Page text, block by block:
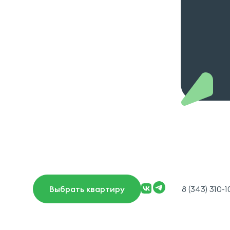
Выбрать квартиру 8 (343) 310-